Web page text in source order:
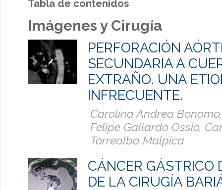
Tabla de contenidos
Imágenes y Cirugía
PERFORACIÓN
SECUNDARIA A
EXTRAÑO. UNA
INFRECUENTE.
Carolina Andrea
Felipe Gallardo Ossio,
Torrealba Malpica
CÁNCER GÁSTRICO
DE LA CIRUGÍA